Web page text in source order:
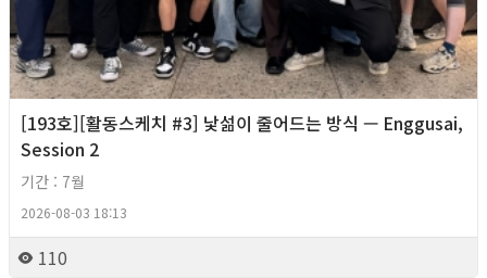
[193호][활동스케치 #3] 낯섦이 줄어드는 방식 — Enggusai,
Session 2
기간 : 7월
2026-08-03 18:13
110